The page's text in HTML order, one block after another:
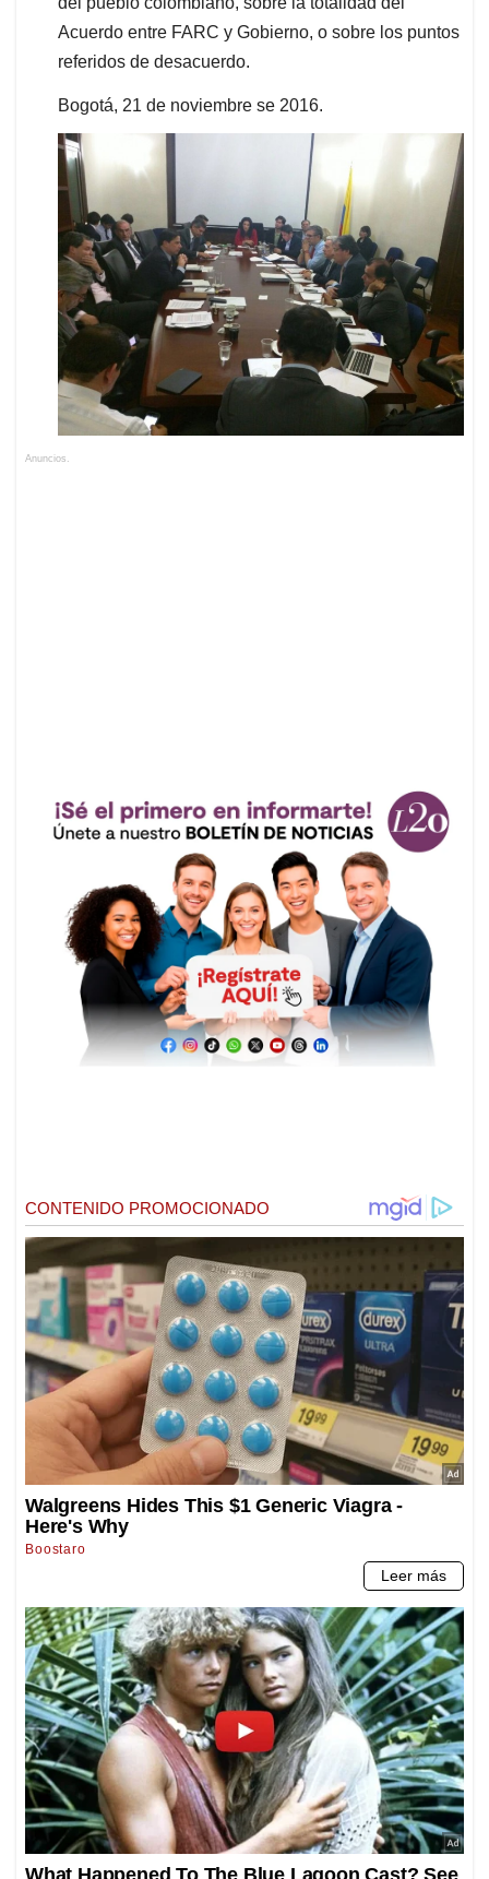
Acuerdo entre FARC y Gobierno, o sobre los puntos
referidos de desacuerdo.
Bogotá, 21 de noviembre se 2016.
Anuncios.